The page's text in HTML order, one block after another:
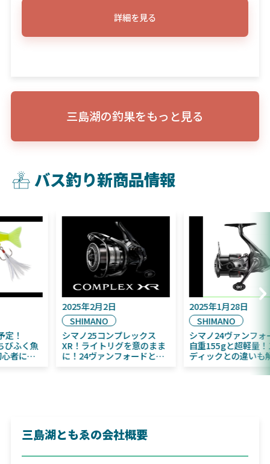
詳細を見る
三島湖の釣果をもっと見る
バス釣り新商品情報
2025年9月16日
2025年11月発売予定！
DAIWA ふく魚／ちびふく魚
はビッグベイト初心者にお
2025年2月2日
SHIMANO
シマノ25コンプレックス
XR！ライトリグを意のまま
に！24ヴァンフォードとの
三島湖ともゑの会社概要